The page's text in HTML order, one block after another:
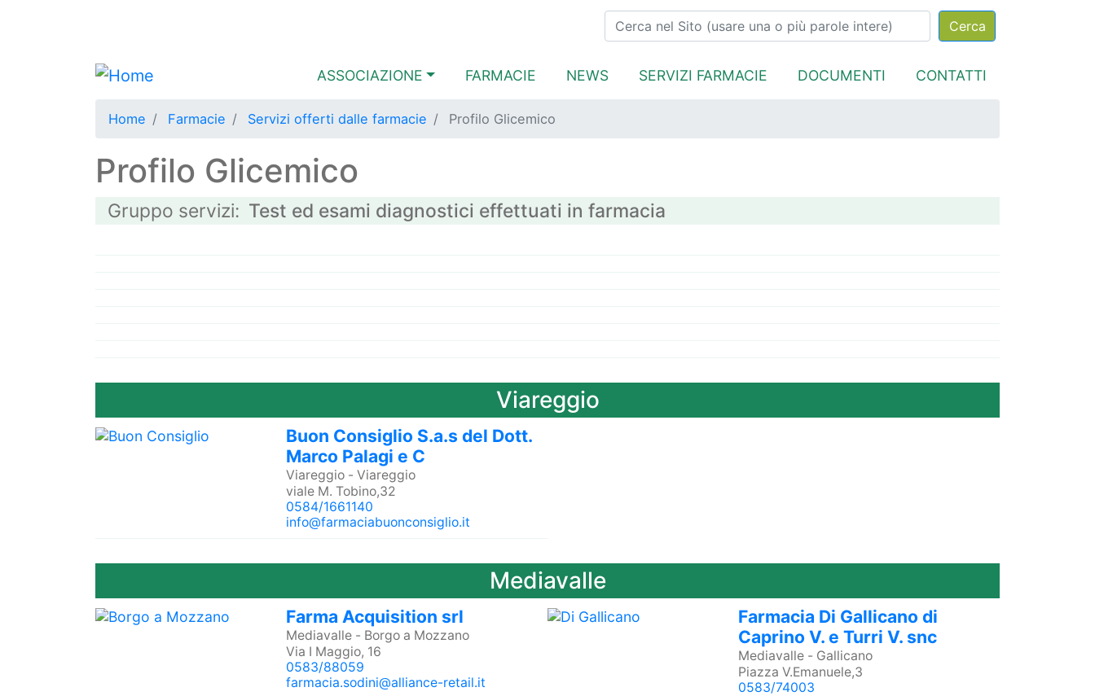
principale
Cerca
Main navigation
ASSOCIAZIONE FARMACIE NEWS SERVIZI FARMACIE DOCUMENTI CONTATTI
Home Farmacie Servizi offerti dalle farmacie Profilo Glicemico
Profilo Glicemico
Gruppo servizi Test ed esami diagnostici effettuati in farmacia
Viareggio
Buon Consiglio S.a.s del Dott.
Marco Palagi e C
Viareggio- Viareggio
viale M. Tobino,32
0584/1661140
info@farmaciabuonconsiglio.it
Mediavalle
Farma Acquisition srl
Mediavalle- Borgo a Mozzano
Via I Maggio, 16
0583/88059
farmacia.sodini@alliance-retail.it
Farmacia Di Gallicano di
Caprino V. e Turri V. snc
Mediavalle- Gallicano
Piazza V.Emanuele,3
0583/74003